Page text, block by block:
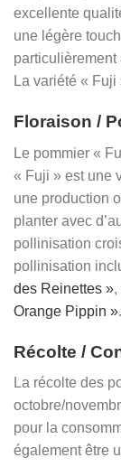
excellente
une légère
La variété «
Floraison /
Le pommier «
« Fuji » est une
une production
planter avec
pollinisation
pollinisation
des Reinettes »,
Orange Pippin ».
Récolte /
La récolte des
octobre/
pour la
également être